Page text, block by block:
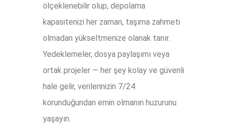
ölçeklenebilir olup, depolama
kapasitenizi her zaman, taşıma zahmeti
olmadan yükseltmenize olanak tanır.
Yedeklemeler, dosya paylaşımı veya
ortak projeler — her şey kolay ve güvenli
hale gelir, verilerinizin 7/24
korunduğundan emin olmanın huzurunu
yaşayın.